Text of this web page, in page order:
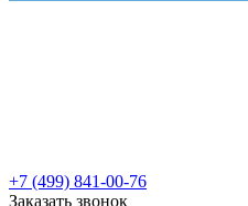
+7 (499) 841-00-76
Заказать звонок